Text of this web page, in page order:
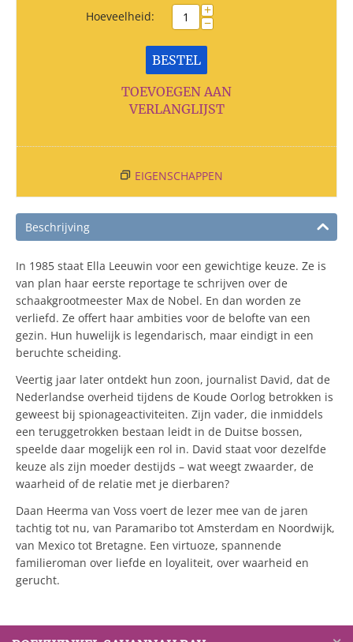
Hoeveelheid: +
−
BESTEL
TOEVOEGEN AAN
VERLANGLIJST
EIGENSCHAPPEN
Beschrijving
In 1985 staat Ella Leeuwin voor een gewichtige keuze. Ze is
van plan haar eerste reportage te schrijven over de
schaakgrootmeester Max de Nobel. En dan worden ze
verliefd. Ze offert haar ambities voor de belofte van een
gezin. Hun huwelijk is legendarisch, maar eindigt in een
beruchte scheiding.
Veertig jaar later ontdekt hun zoon, journalist David, dat de
Nederlandse overheid tijdens de Koude Oorlog betrokken is
geweest bij spionageactiviteiten. Zijn vader, die inmiddels
een teruggetrokken bestaan leidt in de Duitse bossen,
speelde daar mogelijk een rol in. David staat voor dezelfde
keuze als zijn moeder destijds – wat weegt zwaarder, de
waarheid of de relatie met je dierbaren?
Daan Heerma van Voss voert de lezer mee van de jaren
tachtig tot nu, van Paramaribo tot Amsterdam en Noordwijk,
van Mexico tot Bretagne. Een virtuoze, spannende
familieroman over liefde en loyaliteit, over waarheid en
gerucht.